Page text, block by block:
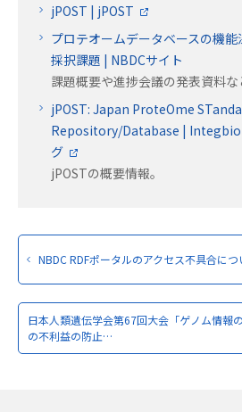
jPOST | jPOST
プロテオームデータベースの機
採択課題 | NBDCサイト
課題概要や進捗会議の発表資料な
jPOST: Japan ProteOme
Repository/Database | Integbio
グ
jPOSTの概要情報。
NBDC RDFポータルのアクセス不具合につ
日本人類遺伝学会第67回大会「ゲノム情報
の不利益の防止…